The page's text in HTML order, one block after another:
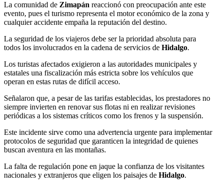
La comunidad de Zimapán reaccionó con preocupación ante este
evento, pues el turismo representa el motor económico de la zona y
cualquier accidente empaña la reputación del destino.
La seguridad de los viajeros debe ser la prioridad absoluta para
todos los involucrados en la cadena de servicios de Hidalgo.
Los turistas afectados exigieron a las autoridades municipales y
estatales una fiscalización más estricta sobre los vehículos que
operan en estas rutas de difícil acceso.
Señalaron que, a pesar de las tarifas establecidas, los prestadores no
siempre invierten en renovar sus flotas ni en realizar revisiones
periódicas a los sistemas críticos como los frenos y la suspensión.
Este incidente sirve como una advertencia urgente para implementar
protocolos de seguridad que garanticen la integridad de quienes
buscan aventura en las montañas.
La falta de regulación pone en jaque la confianza de los visitantes
nacionales y extranjeros que eligen los paisajes de Hidalgo.